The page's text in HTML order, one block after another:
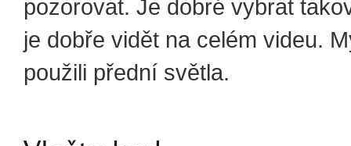
pozorovat. Je dobré vybrat
je dobře vidět na celém videu.
použili přední světla.